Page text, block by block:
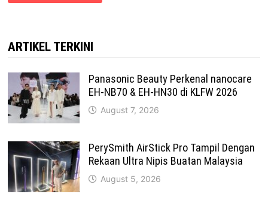
ARTIKEL TERKINI
Panasonic Beauty Perkenal nanocare
EH-NB70 & EH-HN30 di KLFW 2026
August 7, 2026
PerySmith AirStick Pro Tampil Dengan
Rekaan Ultra Nipis Buatan Malaysia
August 5, 2026